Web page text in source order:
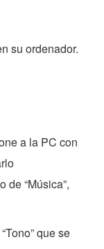
su ordenador.
a la PC con
de “Música”,
que se